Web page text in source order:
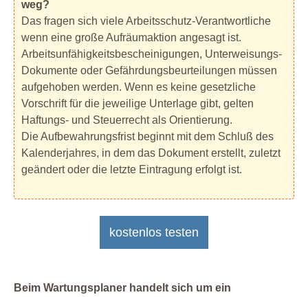
weg?
Das fragen sich viele Arbeitsschutz-Verantwortliche
wenn eine große Aufräumaktion angesagt ist.
Arbeitsunfähigkeitsbescheinigungen, Unterweisungs-
Dokumente oder Gefährdungsbeurteilungen müssen
aufgehoben werden. Wenn es keine gesetzliche
Vorschrift für die jeweilige Unterlage gibt, gelten
Haftungs- und Steuerrecht als Orientierung.
Die Aufbewahrungsfrist beginnt mit dem Schluß des
Kalenderjahres, in dem das Dokument erstellt, zuletzt
geändert oder die letzte Eintragung erfolgt ist.
kostenlos testen
Beim Wartungsplaner handelt sich um ein